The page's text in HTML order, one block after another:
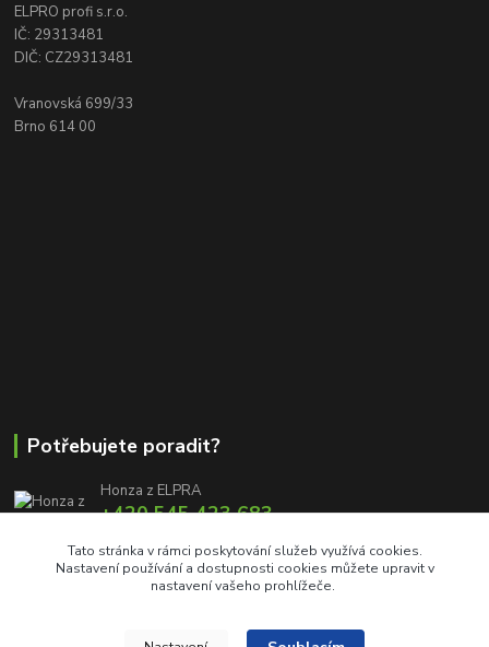
ELPRO profi s.r.o.
IČ: 29313481
DIČ: CZ29313481
Vranovská 699/33
Brno 614 00
Potřebujete poradit?
Honza z ELPRA
+420 545 423 683
info@elproprofi.cz
Tato stránka v rámci poskytování služeb využívá cookies.
Nastavení používání a dostupnosti cookies můžete upravit v
nastavení vašeho prohlížeče.